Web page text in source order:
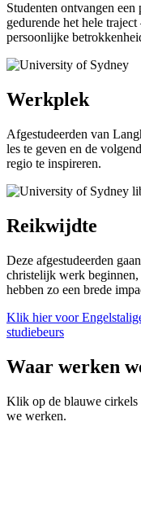
Studenten ontvangen
gedurende het hele
persoonlijke
Werkplek
Afgestudeerden van
les te geven en de
regio te inspireren.
Reikwijdte
Deze afgestudeerden
christelijk werk beginnen,
hebben zo een brede
Klik hier voor
studiebeurs
Waar werken
Klik op de blauwe cirkels
we werken.